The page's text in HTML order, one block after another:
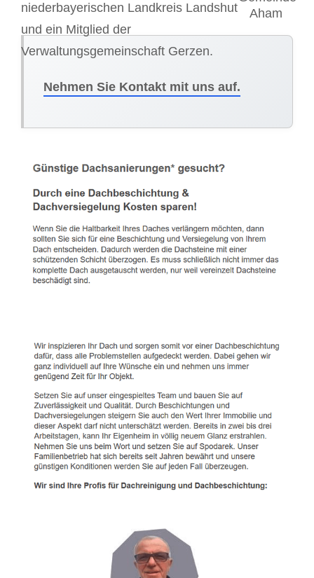
niederbayerischen Landkreis Landshut
und ein Mitglied der
Verwaltungsgemeinschaft Gerzen.
Nehmen Sie Kontakt mit uns auf.